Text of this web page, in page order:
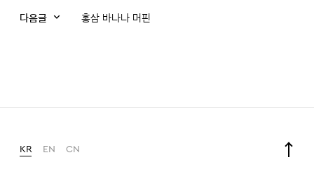
다음글 홍삼 바나나 머핀
KR EN CN